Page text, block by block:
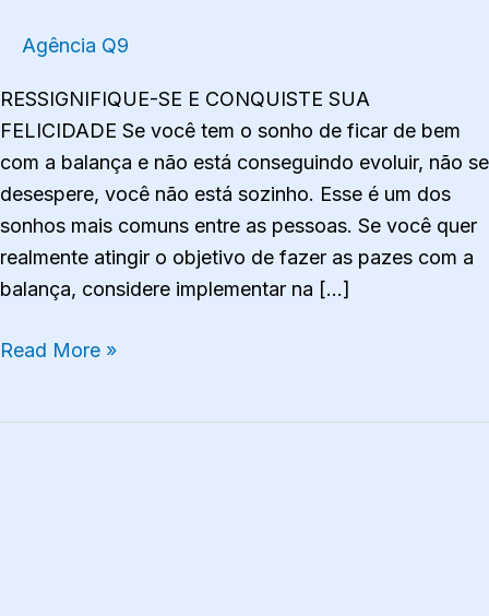
Agência Q9
RESSIGNIFIQUE-SE E CONQUISTE SUA
FELICIDADE Se você tem o sonho de ficar de bem
com a balança e não está conseguindo evoluir, não se
desespere, você não está sozinho. Esse é um dos
sonhos mais comuns entre as pessoas. Se você quer
realmente atingir o objetivo de fazer as pazes com a
balança, considere implementar na […]
Read More »